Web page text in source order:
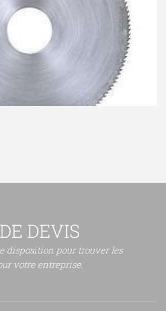
DEVIS
disposition pour trouver les
votre entreprise.